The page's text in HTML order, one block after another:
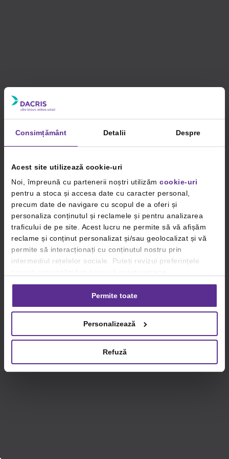
Consimțământ Detalii Despre
Acest site utilizează cookie-uri
Noi, împreună cu partenerii noștri utilizăm cookie-uri
pentru a stoca și accesa date cu caracter personal,
precum date de navigare cu scopul de a oferi și
personaliza conținutul și reclamele și pentru analizarea
traficului de pe site. Acest lucru ne permite să vă afișăm
reclame și conținut personalizat și/sau geolocalizat și vă
permite să interacționați cu conținutul nostru prin
intermediul rețelelor sociale. Puteți revizui preferințele
consimțământul oricând, făcând click pe linkul către
setările dvs. de cookie-uri.
privind utilizarea modulelor cookie.Detalii
Permite toate
Personalizează
Refuză